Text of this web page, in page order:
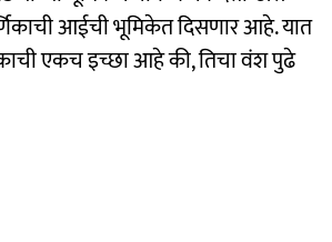
आईची भूमिकेत दिसणार आहे. यात
एकच इच्छा आहे की, तिचा वंश पुढे